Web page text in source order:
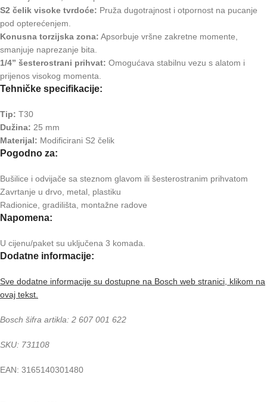
S2 čelik visoke tvrdoće: Pruža dugotrajnost i otpornost na pucanje
pod opterećenjem.
Konusna torzijska zona: Apsorbuje vršne zakretne momente,
smanjuje naprezanje bita.
1/4” šesterostrani prihvat: Omogućava stabilnu vezu s alatom i
prijenos visokog momenta.
Tehničke specifikacije:
Tip: T30
Dužina: 25 mm
Materijal: Modificirani S2 čelik
Pogodno za:
Bušilice i odvijače sa steznom glavom ili šesterostranim prihvatom
Zavrtanje u drvo, metal, plastiku
Radionice, gradilišta, montažne radove
Napomena:
U cijenu/paket su uključena 3 komada.
Dodatne informacije:
Sve dodatne informacije su dostupne na Bosch web stranici, klikom na
ovaj tekst.
Bosch šifra artikla: 2 607 001 622
SKU: 731108
EAN: 3165140301480